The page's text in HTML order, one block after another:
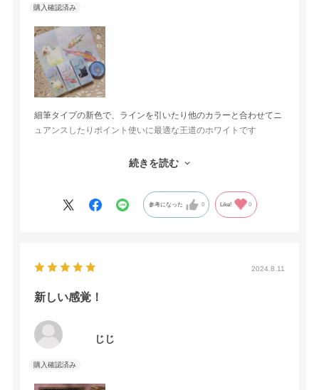
細筆タイプの新色で、ラインを引いたり他のカラーと合わせてニ
ュアンスしたりポイント使いに最適な王道のホワイトです
人気のネイルブランドでボトルもパッケージも可愛く飾りたくな
続きを読む
参考になった 0 Like! 0
2024.8.11
新しい感覚！
じじ